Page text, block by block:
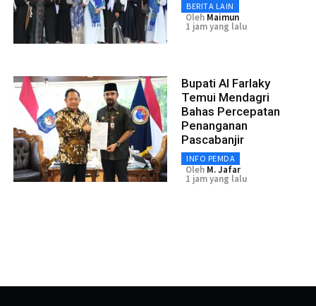
BERITA LAIN
Oleh Maimun
1 jam yang lalu
Bupati Al Farlaky
Temui Mendagri
Bahas Percepatan
Penanganan
Pascabanjir
INFO PEMDA
Oleh M. Jafar
1 jam yang lalu